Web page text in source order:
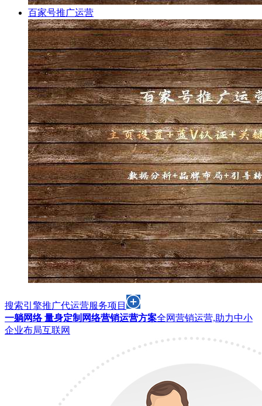
百家号推广运营
搜索引擎推广代运营服务项目
一躺网络 量身定制网络营销运营方案全网营销运营,助力中小
企业布局互联网